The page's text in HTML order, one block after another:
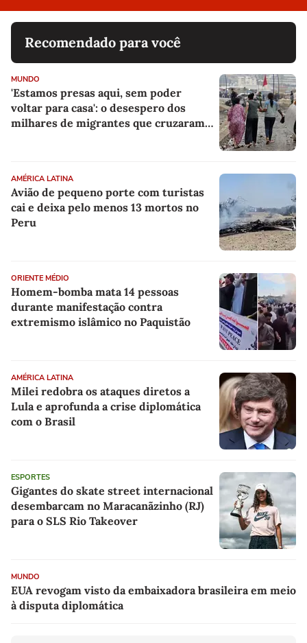
Recomendado para você
MUNDO
'Estamos presas aqui, sem poder
voltar para casa': o desespero dos
milhares de migrantes que cruzaram a
AMÉRICA LATINA
Avião de pequeno porte com turistas
cai e deixa pelo menos 13 mortos no
Peru
ORIENTE MÉDIO
Homem-bomba mata 14 pessoas
durante manifestação contra
extremismo islâmico no Paquistão
AMÉRICA LATINA
Milei redobra os ataques diretos a
Lula e aprofunda a crise diplomática
com o Brasil
ESPORTES
Gigantes do skate street internacional
desembarcam no Maracanãzinho (RJ)
para o SLS Rio Takeover
MUNDO
EUA revogam visto da embaixadora brasileira em meio
à disputa diplomática